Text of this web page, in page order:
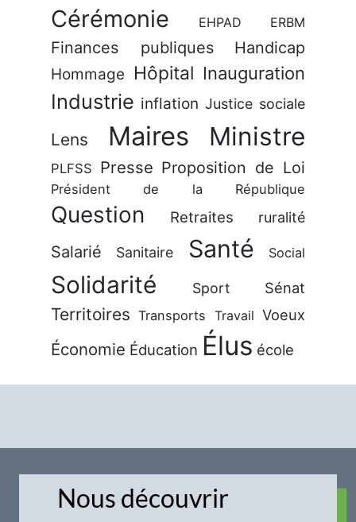
Cérémonie EHPAD ERBM
Finances publiques Handicap
Hommage Hôpital Inauguration
Industrie inflation Justice sociale
Lens Maires Ministre
PLFSS Presse Proposition de Loi
Président de la République
Question Retraites ruralité
Salarié Sanitaire Santé Social
Solidarité Sport Sénat
Territoires Transports Travail Voeux
Économie Éducation Élus école
Nous découvrir